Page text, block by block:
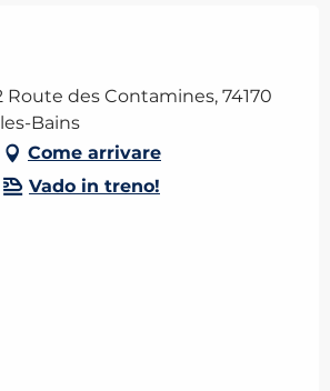
Route des Contamines, 74170
Bains
Come arrivare
Vado in treno!